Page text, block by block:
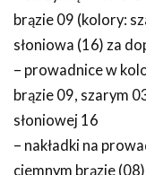
brązie 09 (kolory:
słoniowa (16) za
– prowadnice w
brązie 09, szarym
słoniowej 16
– nakładki na
ciemnym brązie